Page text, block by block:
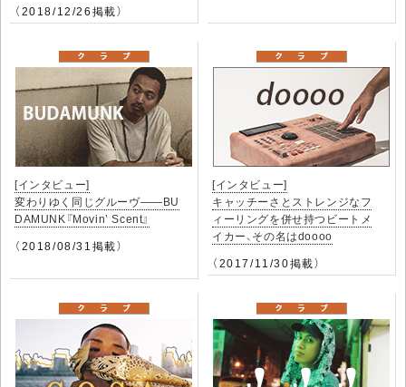
（2018/12/26掲載）
[インタビュー]
変わりゆく同じグルーヴ――BU
DAMUNK『Movin’ Scent』
（2018/08/31掲載）
[インタビュー]
キャッチーさとストレンジなフ
ィーリングを併せ持つビートメ
イカー、その名はdoooo
（2017/11/30掲載）